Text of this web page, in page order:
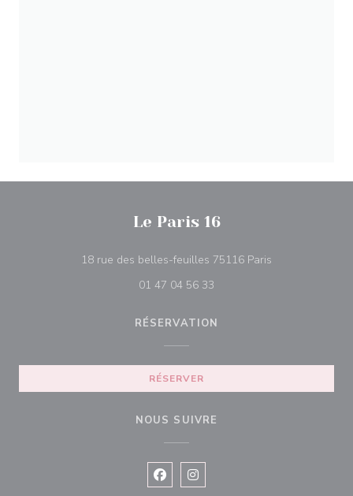
Le Paris 16
18 rue des belles-feuilles 75116 Paris
01 47 04 56 33
RÉSERVATION
RÉSERVER
NOUS SUIVRE
Facebook ((ouvre une nouvelle
Instagram ((ouvre une